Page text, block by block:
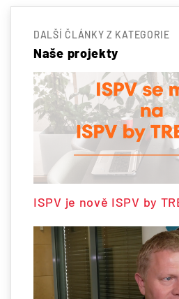
DALŠÍ ČLÁNKY Z KATEGORIE
Naše projekty
ISPV je nově ISPV by